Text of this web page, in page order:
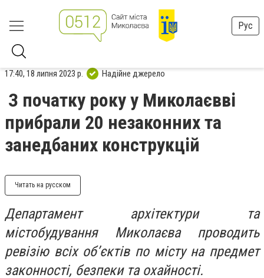
Рус
17:40, 18 липня 2023 р. Надійне джерело
З початку року у Миколаєвві
прибрали 20 незаконних та
занедбаних конструкцій
Читать на русском
Департамент архітектури та
містобудування Миколаєва проводить
ревізію всіх об’єктів по місту на предмет
законності, безпеки та охайності.